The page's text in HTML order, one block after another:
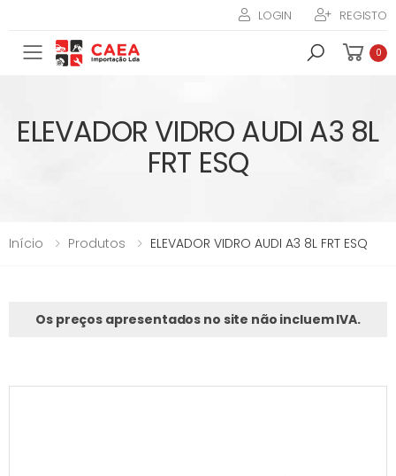
LOGIN REGISTO
Toggle mobile menu 0
ELEVADOR VIDRO AUDI A3 8L
FRT ESQ
Início Produtos ELEVADOR VIDRO AUDI A3 8L FRT ESQ
Os preços apresentados no site não incluem IVA.